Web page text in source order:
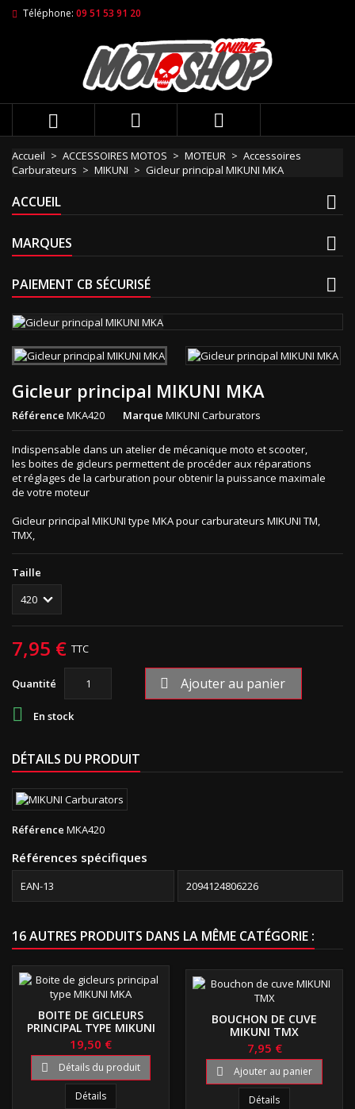
Téléphone: 09 51 53 91 20
  
Accueil ACCESSOIRES MOTOS MOTEUR
Accessoires
Carburateurs
MIKUNI Gicleur principal MIKUNI MKA
ACCUEIL
MARQUES
PAIEMENT CB SÉCURISÉ
Gicleur principal MIKUNI MKA
Référence MKA420 Marque MIKUNI Carburators
Indispensable dans un atelier de mécanique moto et scooter,
les boites de gicleurs permettent de procéder aux réparations
et réglages de la carburation pour obtenir la puissance maximale
de votre moteur
Gicleur principal MIKUNI type MKA pour carburateurs MIKUNI TM,
TMX,
Taille
7,95 € TTC
Quantité  Ajouter au panier
 En stock
DÉTAILS DU PRODUIT
Référence MKA420
Références spécifiques
EAN-13 2094124806226
16 AUTRES PRODUITS DANS LA MÊME CATÉGORIE :
BOITE DE GICLEURS
PRINCIPAL TYPE MIKUNI
19,50 €
 Détails du produit
Détails
BOUCHON DE CUVE
MIKUNI TMX
7,95 €
 Ajouter au panier
Détails